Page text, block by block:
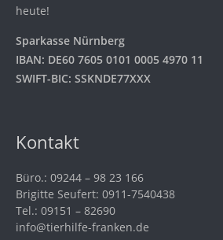
heute!
Sparkasse Nürnberg
IBAN: DE60 7605 0101 0005 4970 11
SWIFT-BIC: SSKNDE77XXX
Kontakt
Büro.: 09244 – 98 23 166
Brigitte Seufert: 0911-7540438
Tel.: 09151 – 82690
info@tierhilfe-franken.de